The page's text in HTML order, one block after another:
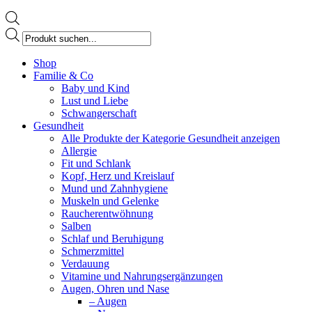
Products
search
page
opens
Shop
Familie & Co
Baby und Kind
Lust und Liebe
Schwangerschaft
Gesundheit
Alle Produkte der Kategorie Gesundheit anzeigen
Allergie
Fit und Schlank
Kopf, Herz und Kreislauf
Mund und Zahnhygiene
Muskeln und Gelenke
Raucherentwöhnung
Salben
Schlaf und Beruhigung
Schmerzmittel
Verdauung
Vitamine und Nahrungsergänzungen
Augen, Ohren und Nase
– Augen